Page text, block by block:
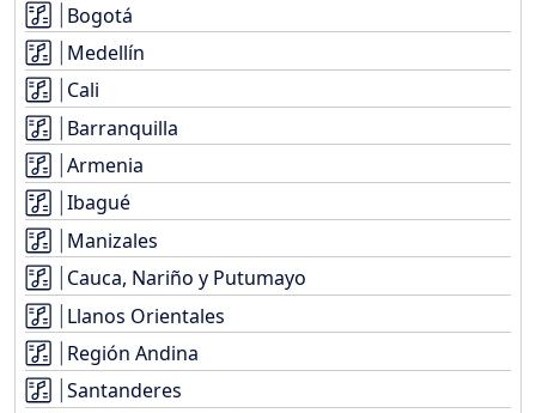
Bogotá
Medellín
Cali
Barranquilla
Armenia
Ibagué
Manizales
Cauca, Nariño y Putumayo
Llanos Orientales
Región Andina
Santanderes